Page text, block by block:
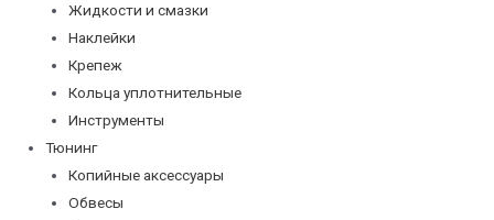
Жидкости и смазки
Наклейки
Крепеж
Кольца уплотнительные
Инструменты
Тюнинг
Копийные аксессуары
Обвесы